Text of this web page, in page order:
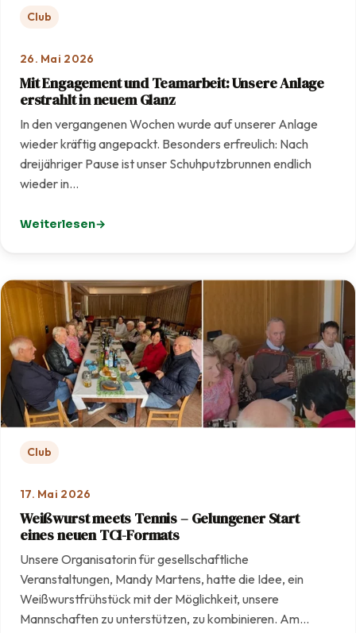
Club
26. Mai 2026
Mit Engagement und Teamarbeit: Unsere Anlage
erstrahlt in neuem Glanz
In den vergangenen Wochen wurde auf unserer Anlage
wieder kräftig angepackt. Besonders erfreulich: Nach
dreijähriger Pause ist unser Schuhputzbrunnen endlich
wieder in…
Weiterlesen
: Mit Engagement und Teamarbeit: Unsere Anlage
Club
17. Mai 2026
Weißwurst meets Tennis – Gelungener Start
eines neuen TCI-Formats
Unsere Organisatorin für gesellschaftliche
Veranstaltungen, Mandy Martens, hatte die Idee, ein
Weißwurstfrühstück mit der Möglichkeit, unsere
Mannschaften zu unterstützen, zu kombinieren. Am…